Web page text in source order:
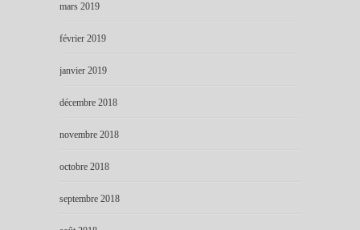
mars 2019
février 2019
janvier 2019
décembre 2018
novembre 2018
octobre 2018
septembre 2018